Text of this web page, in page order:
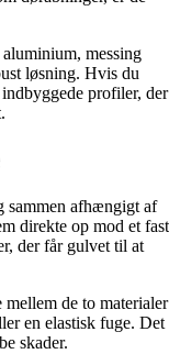
messing
løsning. Hvis du
profiler, der
sammen afhængigt af
direkte op mod et fast
der får gulvet til at
de to materialer
en elastisk fuge. Det
skader.